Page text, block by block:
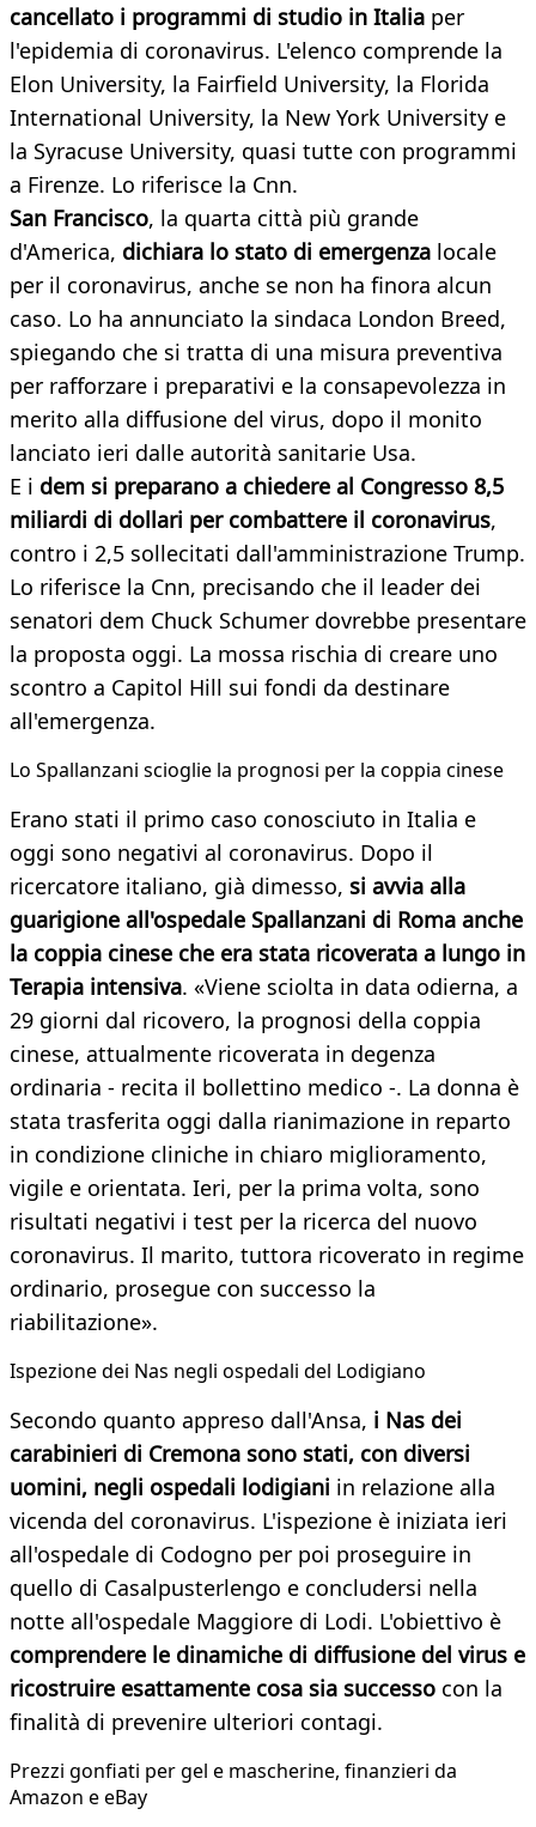
cancellato i programmi di studio in Italia per
l'epidemia di coronavirus. L'elenco comprende la
Elon University, la Fairfield University, la Florida
International University, la New York University e
la Syracuse University, quasi tutte con programmi
a Firenze. Lo riferisce la Cnn.
San Francisco, la quarta città più grande
d'America, dichiara lo stato di emergenza locale
per il coronavirus, anche se non ha finora alcun
caso. Lo ha annunciato la sindaca London Breed,
spiegando che si tratta di una misura preventiva
per rafforzare i preparativi e la consapevolezza in
merito alla diffusione del virus, dopo il monito
lanciato ieri dalle autorità sanitarie Usa.
E i dem si preparano a chiedere al Congresso 8,5
miliardi di dollari per combattere il coronavirus,
contro i 2,5 sollecitati dall'amministrazione Trump.
Lo riferisce la Cnn, precisando che il leader dei
senatori dem Chuck Schumer dovrebbe presentare
la proposta oggi. La mossa rischia di creare uno
scontro a Capitol Hill sui fondi da destinare
all'emergenza.
Lo Spallanzani scioglie la prognosi per la coppia cinese
Erano stati il primo caso conosciuto in Italia e
oggi sono negativi al coronavirus. Dopo il
ricercatore italiano, già dimesso, si avvia alla
guarigione all'ospedale Spallanzani di Roma anche
la coppia cinese che era stata ricoverata a lungo in
Terapia intensiva. «Viene sciolta in data odierna, a
29 giorni dal ricovero, la prognosi della coppia
cinese, attualmente ricoverata in degenza
ordinaria - recita il bollettino medico -. La donna è
stata trasferita oggi dalla rianimazione in reparto
in condizione cliniche in chiaro miglioramento,
vigile e orientata. Ieri, per la prima volta, sono
risultati negativi i test per la ricerca del nuovo
coronavirus. Il marito, tuttora ricoverato in regime
ordinario, prosegue con successo la
riabilitazione».
Ispezione dei Nas negli ospedali del Lodigiano
Secondo quanto appreso dall'Ansa, i Nas dei
carabinieri di Cremona sono stati, con diversi
uomini, negli ospedali lodigiani in relazione alla
vicenda del coronavirus. L'ispezione è iniziata ieri
all'ospedale di Codogno per poi proseguire in
quello di Casalpusterlengo e concludersi nella
notte all'ospedale Maggiore di Lodi. L'obiettivo è
comprendere le dinamiche di diffusione del virus e
ricostruire esattamente cosa sia successo con la
finalità di prevenire ulteriori contagi.
Prezzi gonfiati per gel e mascherine, finanzieri da
Amazon e eBay